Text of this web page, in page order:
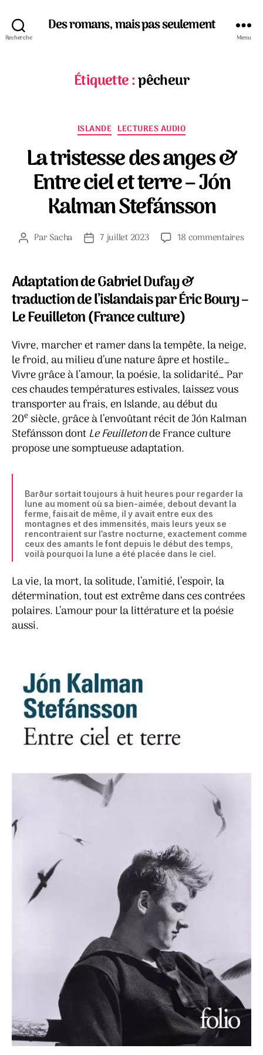
Recherche
Des romans, mais pas seulement
Menu
Étiquette :pêcheur
Catégories
ISLANDE LECTURES AUDIO
La tristesse des anges &
Entre ciel et terre – Jón
Kalman Stefánsson
Auteur
ParSacha
Date7 juillet 2023 18 commentairessur
&
et
terre
Adaptation de Gabriel Dufay &
traduction de l’islandais par Éric Boury –
Le Feuilleton (France culture)
Vivre, marcher et ramer dans la tempête, la neige,
le froid, au milieu d’une nature âpre et hostile…
Vivre grâce à l’amour, la poésie, la solidarité… Par
ces chaudes températures estivales, laissez vous
transporter au frais, en Islande, au début du
20esiècle, grâce à l’envoûtant récit de Jón Kalman
Stefánsson dont Le Feuilletonde France culture
propose une somptueuse adaptation.
Barður sortait toujours à huit heures pour regarder la
lune au moment où sa bien-aimée, debout devant la
ferme, faisait de même, il y avait entre eux des
montagnes et des immensités, mais leurs yeux se
rencontraient sur l’astre nocturne, exactement comme
ceux des amants le font depuis le début des temps,
voilà pourquoi la lune a été placée dans le ciel.
La vie, la mort, la solitude, l’amitié, l’espoir, la
détermination, tout est extrême dans ces contrées
polaires. L’amour pour la littérature et la poésie
aussi.